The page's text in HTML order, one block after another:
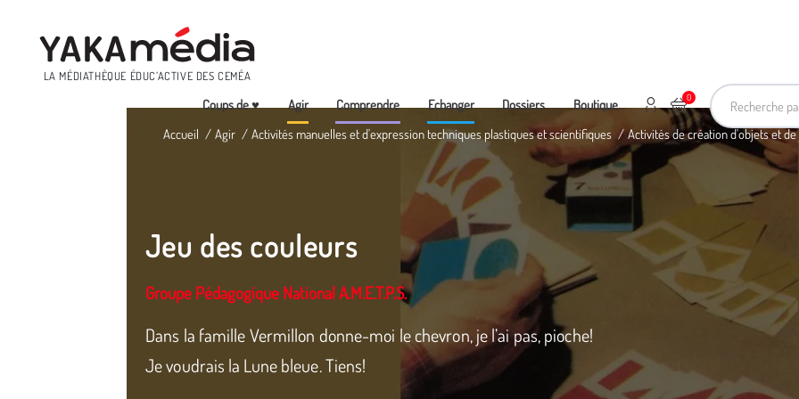
LA MÉDIATHÈQUE ÉDUC’ACTIVE DES CEMÉA
Recherche
Menu
Coups de ♥ Agir Comprendre Echanger Dossiers Boutique 0
Ajouter au panier
Mon compte
Accueil Agir Activités manuelles et d'expression techniques plastiques et scientifiques Activités de création d'objets et
Jeu des couleurs
Groupe Pédagogique National A.M.E.T.P.S.
Dans la famille Vermillon donne-moi le chevron, je l’ai pas, pioche!
Je voudrais la Lune bleue. Tiens!